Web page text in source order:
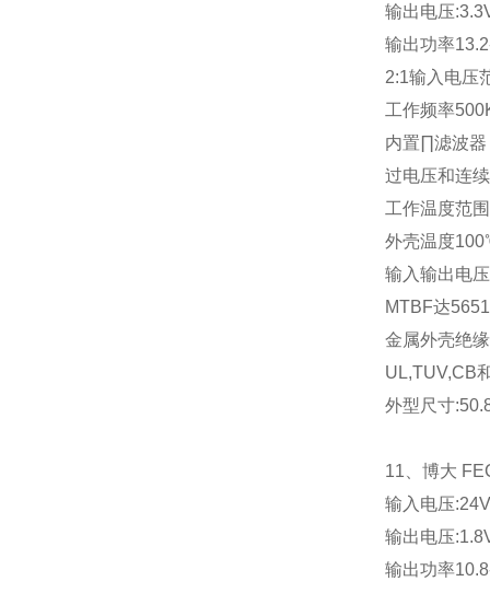
输出电压
输出功率
2:1输入电压
工作频率
内置∏滤波器
过电压和连
工作温度范围
外壳温度100
输入输出电压
MTBF达
金属外壳绝
UL,TUV,CB
外型尺寸
11 、博大
输入电压
输出电压
输出功率